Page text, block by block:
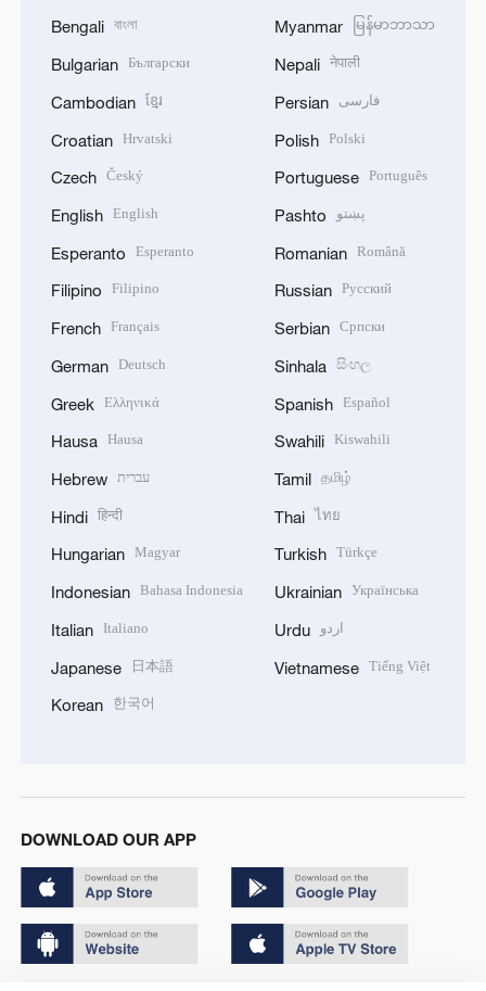
Bengali বাংলা
Bulgarian Български
Cambodian ខ្មែរ
Croatian Hrvatski
Czech Český
English English
Esperanto Esperanto
Filipino Filipino
French Français
German Deutsch
Greek Ελληνικά
Hausa Hausa
Hebrew עברית
Hindi हिन्दी
Hungarian Magyar
Indonesian Bahasa Indonesia
Italian Italiano
Japanese 日本語
Korean 한국어
Myanmar မြန်မာဘာသာ
Nepali नेपाली
Persian فارسی
Polish Polski
Portuguese Português
Pashto پښتو
Romanian Română
Russian Русский
Serbian Српски
Sinhala සිංහල
Spanish Español
Swahili Kiswahili
Tamil தமிழ்
Thai ไทย
Turkish Türkçe
Ukrainian Українська
Urdu اردو
Vietnamese Tiếng Việt
DOWNLOAD OUR APP